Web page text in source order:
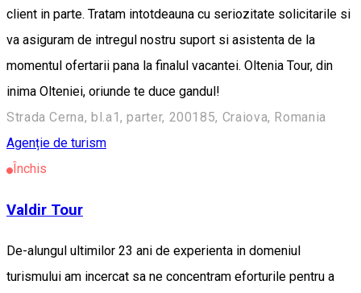
client in parte. Tratam intotdeauna cu seriozitate solicitarile si
va asiguram de intregul nostru suport si asistenta de la
momentul ofertarii pana la finalul vacantei. Oltenia Tour, din
inima Olteniei, oriunde te duce gandul!
Strada Cerna, bl.a1, parter, 200185, Craiova, Romania
Agenție de turism
Închis
Valdir Tour
De-alungul ultimilor 23 ani de experienta in domeniul
turismului am incercat sa ne concentram eforturile pentru a